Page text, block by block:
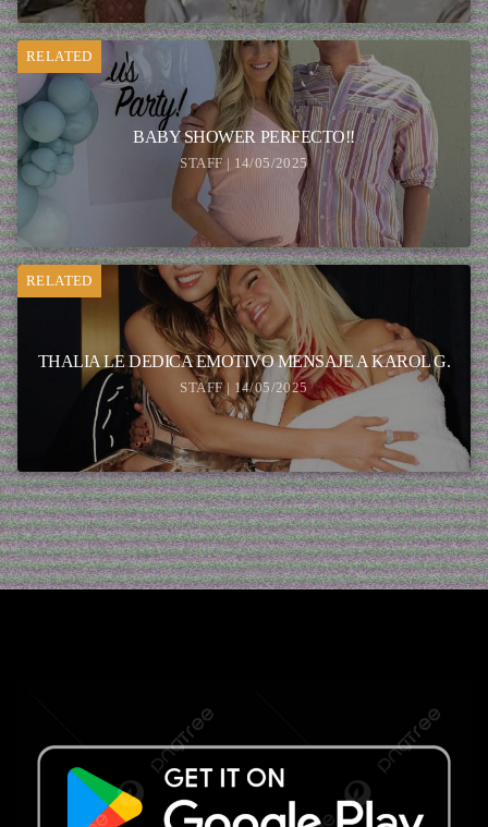
RELATED
BABY SHOWER PERFECTO!!
STAFF | 14/05/2025
RELATED
THALIA LE DEDICA EMOTIVO MENSAJE A KAROL G.
STAFF | 14/05/2025